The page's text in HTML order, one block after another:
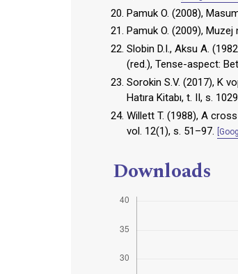
Pamuk O. (2008),
Pamuk O. (2009),
Slobin D.I., Aksu A.
(red.), Tense-aspect:
Sorokin S.V. (2017), K
Hatıra Kitabı, t. II, s.
Willett T. (1988), A
vol. 12(1), s. 51–97.
Downloads